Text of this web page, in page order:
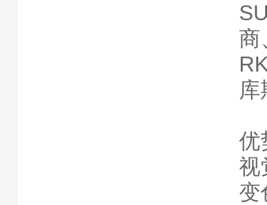
商
优
视
变